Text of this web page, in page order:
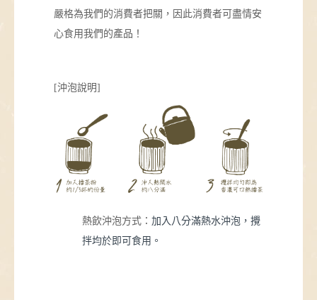
嚴格為我們的消費者把關，因此消費者可盡情安
心食用我們的產品！
[沖泡說明]
熱飲沖泡方式： 加入八分滿熱水沖泡，攪
拌均於即可食用。